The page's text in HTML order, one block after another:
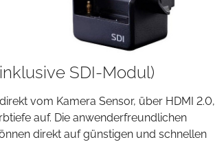
SDI-Modul)
vom Kamera Sensor, über HDMI 2.0,
auf. Die anwenderfreundlichen
direkt auf günstigen und schnellen